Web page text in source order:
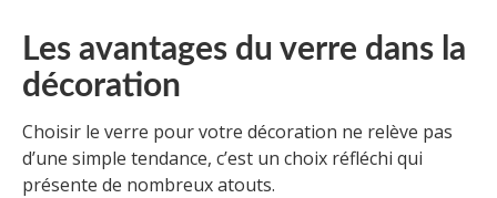
Les avantages du verre dans la
décoration
Choisir le verre pour votre décoration ne relève pas
d’une simple tendance, c’est un choix réfléchi qui
présente de nombreux atouts.